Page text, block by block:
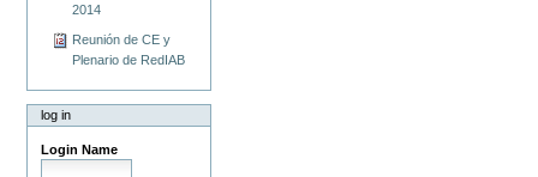
2014
Reunión de CE y
Plenario de RedIAB
log in
Login Name